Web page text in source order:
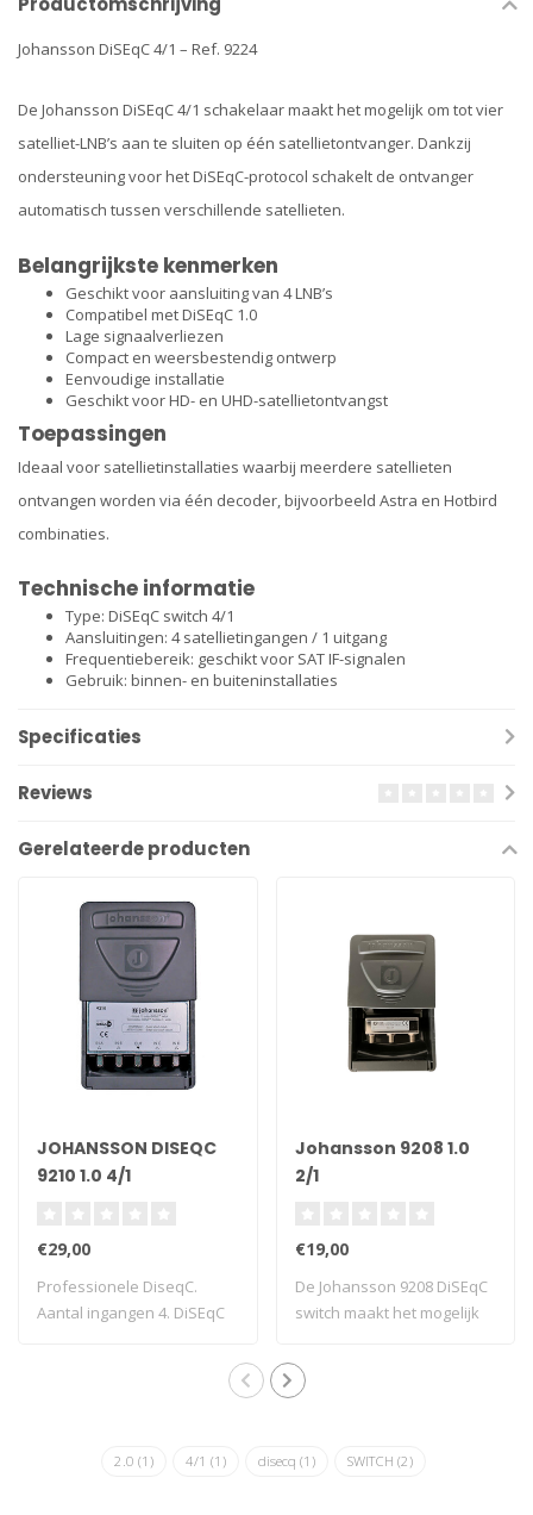
Johansson DiSEqC 4/1 – Ref. 9224
De Johansson DiSEqC 4/1 schakelaar maakt het mogelijk om tot vier
satelliet-LNB’s aan te sluiten op één satellietontvanger. Dankzij
ondersteuning voor het DiSEqC-protocol schakelt de ontvanger
automatisch tussen verschillende satellieten.
Belangrijkste kenmerken
Geschikt voor aansluiting van 4 LNB’s
Compatibel met DiSEqC 1.0
Lage signaalverliezen
Compact en weersbestendig ontwerp
Eenvoudige installatie
Geschikt voor HD- en UHD-satellietontvangst
Toepassingen
Ideaal voor satellietinstallaties waarbij meerdere satellieten
ontvangen worden via één decoder, bijvoorbeeld Astra en Hotbird
combinaties.
Technische informatie
Type: DiSEqC switch 4/1
Aansluitingen: 4 satellietingangen / 1 uitgang
Frequentiebereik: geschikt voor SAT IF-signalen
Gebruik: binnen- en buiteninstallaties
Specificaties
Reviews
Gerelateerde producten
JOHANSSON DISEQC
9210 1.0 4/1
€29,00
Professionele DiseqC.
Aantal ingangen 4. DiSEqC
Johansson 9208 1.0
2/1
€19,00
De Johansson 9208 DiSEqC
switch maakt het mogelijk
2.0 (1) 4/1 (1) disecq (1) SWITCH (2)